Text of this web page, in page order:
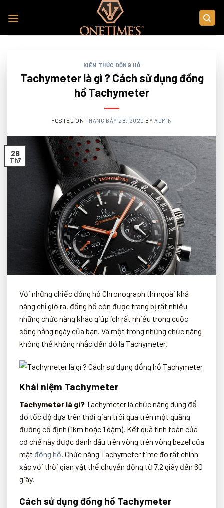
KIẾN THỨC ĐỒNG HỒ
Tachymeter là gì ? Cách sử dụng đồng
hồ Tachymeter
POSTED ON THÁNG BẢY 28, 2020 BY ADMIN
28
Th7
Với những chiếc đồng hồ Chronograph thì ngoài khả
năng chỉ giờ ra, đồng hồ còn được trang bị rất nhiều
những chức năng khác giúp ích rất nhiều trong cuộc
sống hằng ngày của bạn. Và một trong những chức năng
không thể không nhắc đến đó là Tachymeter.
Khái niệm Tachymeter
Tachymeter là gì?Tachymeter là chức năng dùng để
đo tốc độ dựa trên thời gian trôi qua trên một quãng
đường cố định (1km hoặc 1 dặm). Kết quả tính toán của
cơ chế này được đánh dấu trên vòng trên vòng bezel của
mặt đồng hồ . Chức năng Tachymeter time đo rất chính
xác với thời gian vật thể chuyển động từ 7.2 giây đến 60
giây.
Cách sử dụng đồng hồ Tachymeter